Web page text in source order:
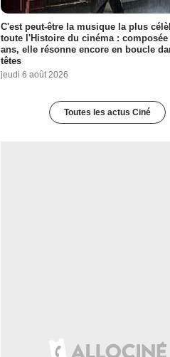
C'est peut-être la musique la plus
toute l'Histoire du cinéma : composée
ans, elle résonne encore en boucle
têtes
jeudi 6 août 2026
Toutes les actus Ciné